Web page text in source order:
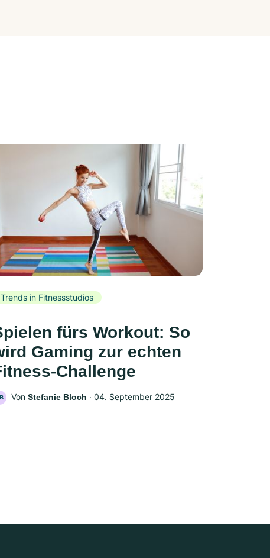
Trends in Fitnessstudios
fürs Workout: So
Gaming zur echten
Challenge
Von Stefanie Bloch ‧ 04. September 2025